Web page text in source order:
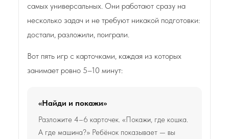
самых универсальных. Они работают сразу на
несколько задач и не требуют никакой подготовки:
достали, разложили, поиграли.
Вот пять игр с карточками, каждая из которых
занимает ровно 5–10 минут:
«Найди и покажи»
Разложите 4–6 карточек. «Покажи, где кошка.
А где машина?» Ребёнок показывает — вы